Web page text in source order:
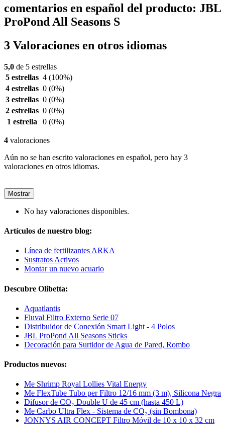
comentarios en español del producto: JBL
ProPond All Seasons S
3 Valoraciones en otros idiomas
5,0 de 5 estrellas
5 estrellas 4 (100%)
4 estrellas 0 (0%)
3 estrellas 0 (0%)
2 estrellas 0 (0%)
1 estrella
0 (0%)
4 valoraciones
Aún no se han escrito valoraciones en español, pero hay 3
valoraciones en otros idiomas.
Mostrar
No hay valoraciones disponibles.
Artículos de nuestro blog:
Línea de fertilizantes ARKA
Sustratos Activos
Montar un nuevo acuario
Descubre Olibetta:
Aquatlantis
Fluval Filtro Externo Serie 07
Distribuidor de Conexión Smart Light - 4 Polos
JBL ProPond All Seasons Sticks
Decoración para Surtidor de Agua de Pared, Rombo
Productos nuevos:
Me Shrimp Royal Lollies Vital Energy
Me FlexTube Tubo per Filtro 12/16 mm (3 m), Silicona Negra
Difusor de CO₂ Double U de 45 cm (hasta 450 L)
Me Carbo Ultra Flex - Sistema de CO₂ (sin Bombona)
JONNYS AIR CONCEPT Filtro Móvil de 10 x 10 x 32 cm